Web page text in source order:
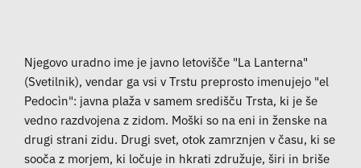
Njegovo uradno ime je javno letovišče "La Lanterna"
(Svetilnik), vendar ga vsi v Trstu preprosto imenujejo "el
Pedocìn": javna plaža v samem središču Trsta, ki je še
vedno razdvojena z zidom. Moški so na eni in ženske na
drugi strani zidu. Drugi svet, otok zamrznjen v času, ki se
sooča z morjem, ki ločuje in hkrati združuje, širi in briše